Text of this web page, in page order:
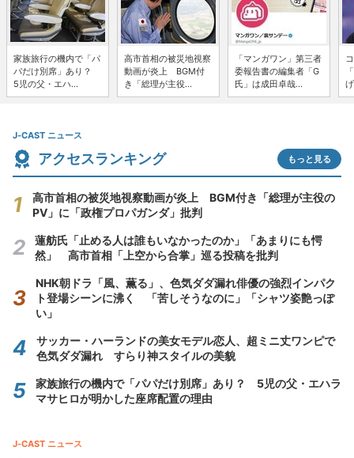
家族旅行の機内で「パ
パだけ別席」あり？
5児の父・エハ...
高市首相の被災地視察
動画が炎上 BGM付
き「総理が主役...
「マンガワン」第三者
委報告書の編集者「G
氏」は成田卓哉...
J-CAST ニュース
アクセスランキング もっと見る
高市首相の被災地視察動画が炎上 BGM付き「総理が主役の
PV」に「政権プロパガンダ」批判
蓮舫氏「止める人は誰もいなかったのか」「あまりにも愕
然」 高市首相「上空から合掌」巡る投稿を批判
NHK朝ドラ「風、薫る」、色気ダダ漏れ俳優の強烈インパク
ト登場シーンに沸く 「苦しそうなのに」「シャツ姿艶っぽ
い」
サッカー・ハーランドの美女モデル恋人、超ミニ丈ワンピで
色気ダダ漏れ すらり神スタイルの美貌
家族旅行の機内で「パパだけ別席」あり？ 5児の父・エハラ
マサヒロが明かした座席配置の理由
J-CAST ニュース